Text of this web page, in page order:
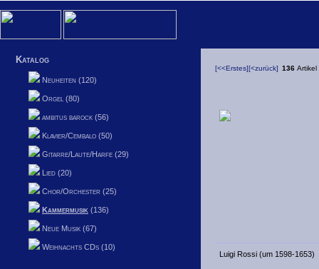
Katalog
Neuheiten (120)
Orgel (80)
ambitus barock (56)
Klavier/Cembalo (50)
Gitarre/Laute/Harfe (29)
Lied (20)
Chor/Orchester (25)
Kammermusik (136)
Neue Musik (67)
Weihnachts CDs (10)
[<<Erstes][<zurück] 136 Artikel
Luigi Rossi (um 1598-1653)